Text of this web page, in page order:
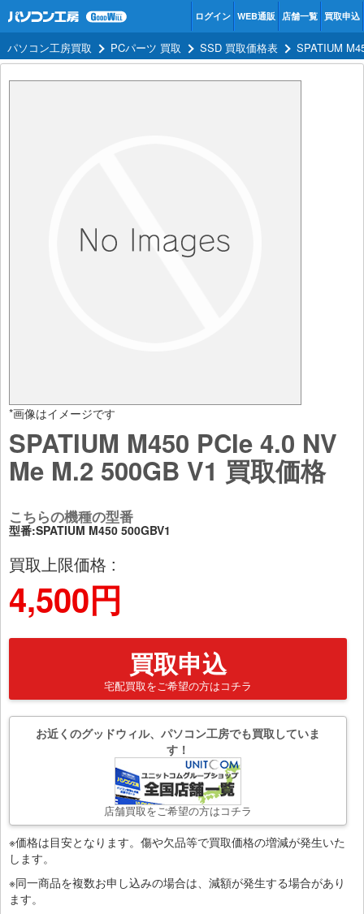
ログイン WEB通販 店舗一覧 買取申込
パソコン工房買取 PCパーツ 買取 SSD 買取価格表 SPATIUM
*画像はイメージです
SPATIUM M450 PCIe 4.0 NV
Me M.2 500GB V1 買取価格
こちらの機種の型番
型番:SPATIUM M450 500GBV1
買取上限価格 :
4,500円
買取申込
宅配買取をご希望の方はコチラ
お近くのグッドウィル、パソコン工房でも買取していま
す！
店舗買取をご希望の方はコチラ
※価格は目安となります。傷や欠品等で買取価格の増減が発生いた
します。
※同一商品を複数お申し込みの場合は、減額が発生する場合があり
ます。